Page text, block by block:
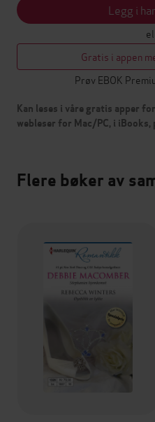
Legg i
Gratis i appen
Prøv EBOK
Kan leses i våre gratis apper
webleser for Mac/PC, i iBooks,
Flere bøker av